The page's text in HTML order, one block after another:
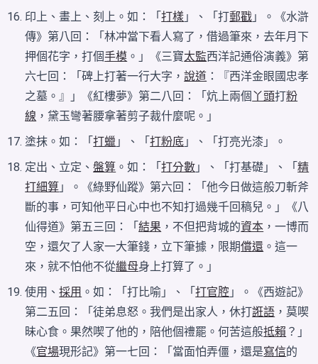
印上、畫上、刻上。如：「打樣 」、「打郵戳 」。《水滸
傳》第八回：「林冲當下看人寫了，借過筆來，去年月下
押個花字，打個手模 。」《三寶太監西洋記通俗演義》第
六七回：「碑上打著一行大字，說道 ：『西洋金眼國忠孝
之墓。』」《紅樓夢》第二八回：「炕上兩個 丫頭打粉
線 ，黛玉彎著腰拿著剪子裁什麼呢。」
塗抹。如：「打蠟 」、「打粉底 」、「打亮光漆」。
定出、立定、盤算 。如：「打分數 」、「打基礎」、「精
打細算 」。《綠野仙蹤》第六回：「他今日做這般刀斬斧
斷的事，可知他平日心中也不知打過幾千回稿兒。」《八
仙得道》第五三回：「結果 ，不但把背城的資本 ，一博而
空，還欠了人家一大筆錢，立下筆據，限期償還 。這一
來，就不怕他不從繼母身上打算了。」
使用、採用 。如：「打比喻」、「打官腔 」。《西遊記》
第二五回：「徒弟息怒。我們是出家人，休打誑語 ，莫喫
昧心食。果然喫了他的，陪他個禮罷。何苦這般抵賴 ？」
《官場現形記》第一七回：「當面怕弄僵，還是寫信的